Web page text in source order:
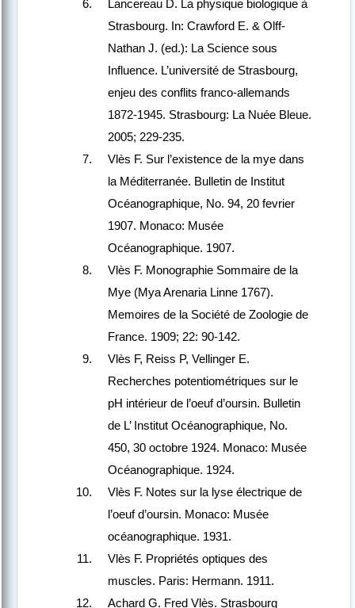
Lancereau D. La physique biologique à
Strasbourg. In: Crawford E. & Olff-
Nathan J. (ed.): La Science sous
Influence. L’université de Strasbourg,
enjeu des conflits franco-allemands
1872-1945. Strasbourg: La Nuée Bleue.
2005; 229-235.
Vlès F. Sur l’existence de la mye dans
la Méditerranée. Bulletin de Institut
Océanographique, No. 94, 20 fevrier
1907. Monaco: Musée
Océanographique. 1907.
Vlès F. Monographie Sommaire de la
Mye (Mya Arenaria Linne 1767).
Memoires de la Société de Zoologie de
France. 1909; 22: 90-142.
Vlès F, Reiss P, Vellinger E.
Recherches potentiométriques sur le
pH intérieur de l’oeuf d’oursin. Bulletin
de L’ Institut Océanographique, No.
450, 30 octobre 1924. Monaco: Musée
Océanographique. 1924.
Vlès F. Notes sur la lyse électrique de
l’oeuf d’oursin. Monaco: Musée
océanographique. 1931.
Vlès F. Propriétés optiques des
muscles. Paris: Hermann. 1911.
Achard G. Fred Vlès. Strasbourg